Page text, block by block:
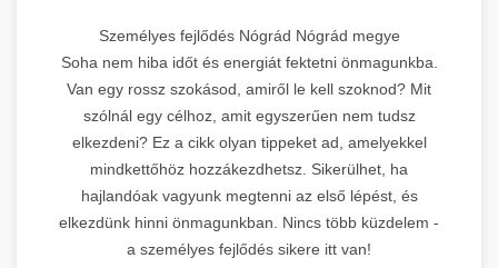
Személyes fejlődés Nógrád Nógrád megye
Soha nem hiba időt és energiát fektetni önmagunkba.
Van egy rossz szokásod, amiről le kell szoknod? Mit
szólnál egy célhoz, amit egyszerűen nem tudsz
elkezdeni? Ez a cikk olyan tippeket ad, amelyekkel
mindkettőhöz hozzákezdhetsz. Sikerülhet, ha
hajlandóak vagyunk megtenni az első lépést, és
elkezdünk hinni önmagunkban. Nincs több küzdelem -
a személyes fejlődés sikere itt van!